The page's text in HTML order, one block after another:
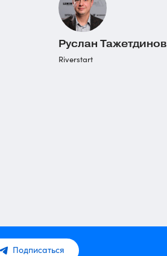
Руслан Тажетдинов
Riverstart
Подписаться